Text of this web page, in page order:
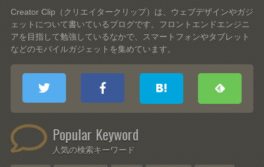
Creator Clip（クリエイタークリップ）は、ウェブデザインやガジ
ェットについて書いているブログです。フロントエンドエンジニ
アを目指して勉強しているなかで、スマートフォンやタブレット
などのモバイルガジェットを集めています。
Popular Keyword
人気の検索キーワード